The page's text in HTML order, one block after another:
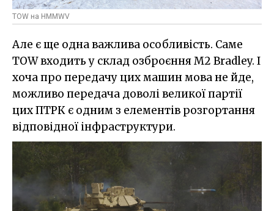
TOW на HMMWV
Але є ще одна важлива особливість. Саме
TOW входить у склад озброєння M2 Bradley. І
хоча про передачу цих машин мова не йде,
можливо передача доволі великої партії
цих ПТРК є одним з елементів розгортання
відповідної інфраструктури.